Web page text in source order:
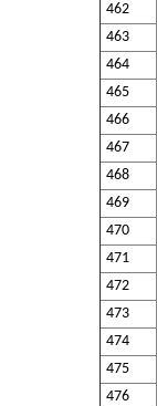
462
463
464
465
466
467
468
469
470
471
472
473
474
475
476